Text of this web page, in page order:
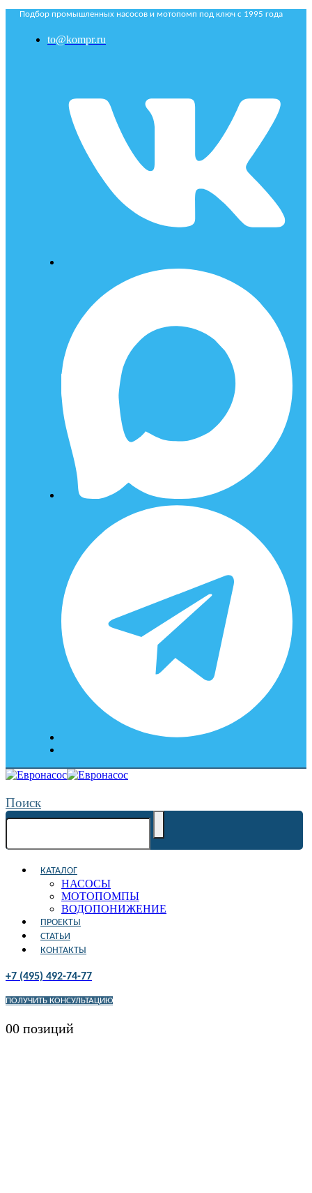
Подбор промышленных насосов и мотопомп под ключ с 1995 года
to@kompr.ru
Поиск
КАТАЛОГ
НАСОСЫ
МОТОПОМПЫ
ВОДОПОНИЖЕНИЕ
ПРОЕКТЫ
СТАТЬИ
КОНТАКТЫ
+7 (495) 492-74-77
ПОЛУЧИТЬ КОНСУЛЬТАЦИЮ
00 позиций